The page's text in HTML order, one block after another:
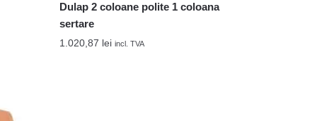
Dulap 2 coloane polite 1 coloana
sertare
1.020,87 lei incl. TVA